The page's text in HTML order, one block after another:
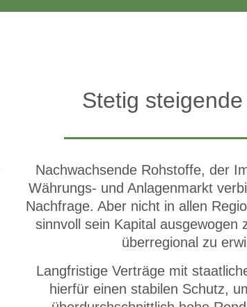
Stetig
Nachwachsende Rohstoffe, der
Währungs- und Anlagenmarkt
Nachfrage. Aber nicht in allen
sinnvoll sein Kapital ausgewogen
überregional zu
Langfristige Verträge mit
hierfür einen stabilen Schutz,